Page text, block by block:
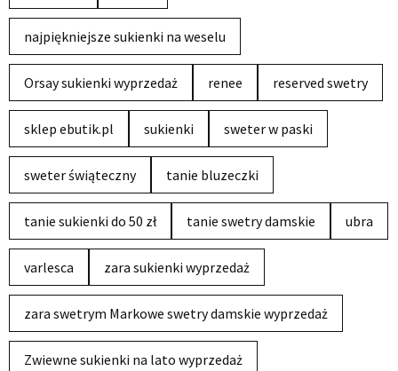
najpiękniejsze sukienki na weselu
Orsay sukienki wyprzedaż renee reserved swetry
sklep ebutik.pl sukienki sweter w paski
sweter świąteczny tanie bluzeczki
tanie sukienki do 50 zł tanie swetry damskie ubra
varlesca zara sukienki wyprzedaż
zara swetrym Markowe swetry damskie wyprzedaż
Zwiewne sukienki na lato wyprzedaż